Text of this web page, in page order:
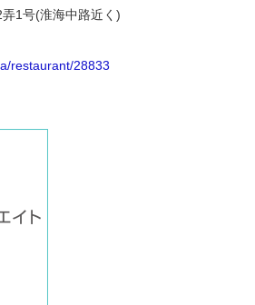
1号(淮海中路近く)
restaurant/28833